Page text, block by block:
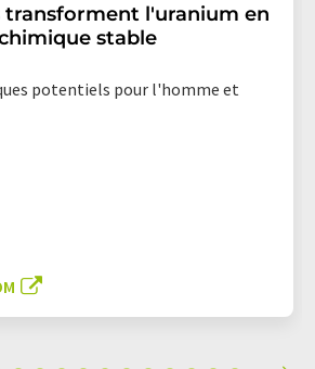
transforment l'uranium en
stable
potentiels pour l'homme et